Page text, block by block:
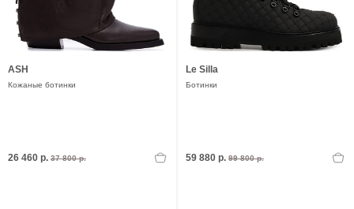
ASH
Кожаные ботинки
26 460 р. 37 800 р.
Le Silla
Ботинки
59 880 р. 99 800 р.